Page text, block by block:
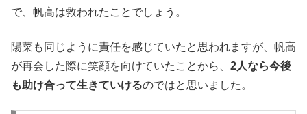
で、帆高は救われたことでしょう。
陽菜も同じように責任を感じていたと思われますが、帆高
が再会した際に笑顔を向けていたことから、 2人なら今後
も助け合って生きていけるのではと思いました。